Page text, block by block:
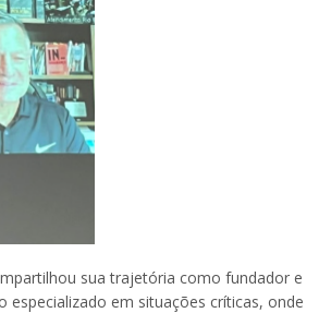
sua trajetória como fundador e
especializado em situações críticas, onde